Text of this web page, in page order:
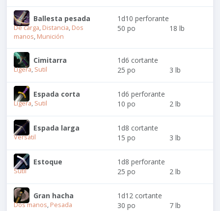
Ballesta pesada 1d10 perforante
De carga, Distancia, Dos
manos, Munición
50 po 18 lb
Cimitarra 1d6 cortante
Ligera, Sutil 25 po 3 lb
Espada corta 1d6 perforante
Ligera, Sutil 10 po 2 lb
Espada larga 1d8 cortante
Versátil 15 po 3 lb
Estoque 1d8 perforante
Sutil 25 po 2 lb
Gran hacha 1d12 cortante
Dos manos, Pesada 30 po 7 lb